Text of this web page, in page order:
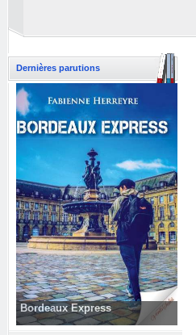
Dernières parutions
Bordeaux Express